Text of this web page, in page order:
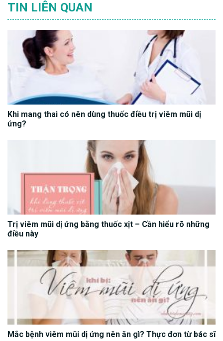
TIN LIÊN QUAN
Khi mang thai có nên dùng thuốc điều trị viêm mũi dị
ứng?
Trị viêm mũi dị ứng bằng thuốc xịt – Cần hiểu rõ những
điều này
Mắc bệnh viêm mũi dị ứng nên ăn gì? Thực đơn từ bác sĩ